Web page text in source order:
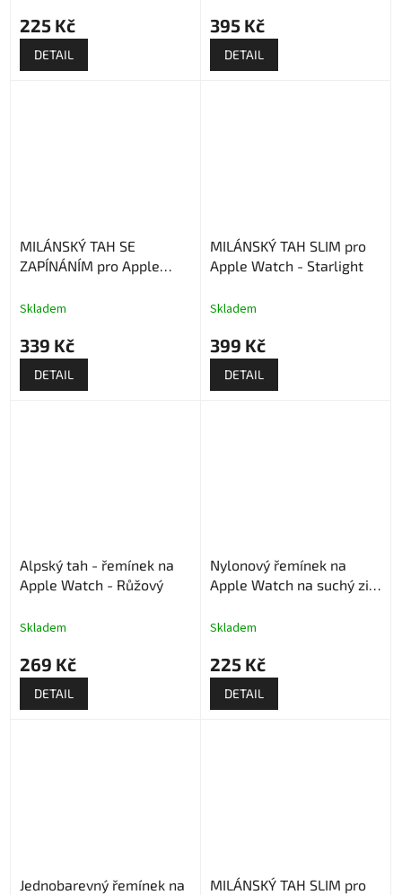
225 Kč
DETAIL
395 Kč
DETAIL
MILÁNSKÝ TAH SE
ZAPÍNÁNÍM pro Apple
Skladem
339 Kč
DETAIL
MILÁNSKÝ TAH SLIM pro
Apple Watch - Starlight
Skladem
399 Kč
DETAIL
Alpský tah - řemínek na
Apple Watch - Růžový
Skladem
269 Kč
DETAIL
Nylonový řemínek na
Apple Watch na suchý zip
Skladem
225 Kč
DETAIL
Jednobarevný řemínek na
MILÁNSKÝ TAH SLIM pro